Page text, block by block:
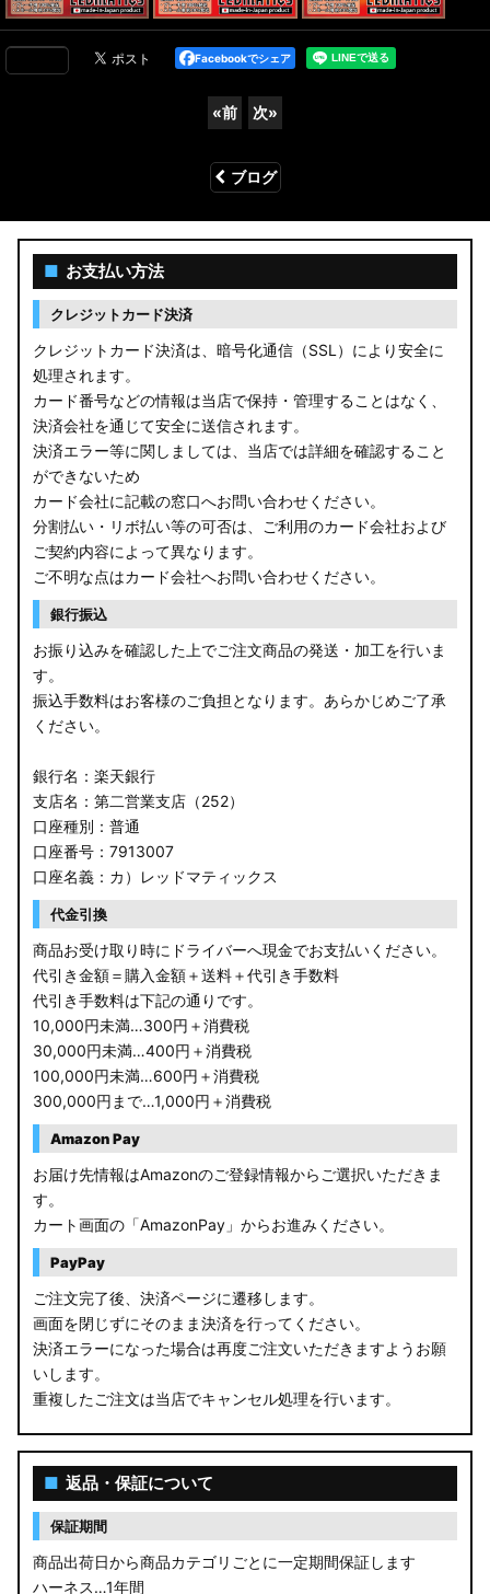
Facebookでシェア
«前 次»
ブログ
■ お支払い方法
クレジットカード決済
クレジットカード決済は、暗号化通信（SSL）により安全に
処理されます。
カード番号などの情報は当店で保持・管理することはなく、
決済会社を通じて安全に送信されます。
決済エラー等に関しましては、当店では詳細を確認すること
ができないため
カード会社に記載の窓口へお問い合わせください。
分割払い・リボ払い等の可否は、ご利用のカード会社および
ご契約内容によって異なります。
ご不明な点はカード会社へお問い合わせください。
銀行振込
お振り込みを確認した上でご注文商品の発送・加工を行いま
す。
振込手数料はお客様のご負担となります。あらかじめご了承
ください。
銀行名：楽天銀行
支店名：第二営業支店（252）
口座種別：普通
口座番号：7913007
口座名義：カ）レッドマティックス
代金引換
商品お受け取り時にドライバーへ現金でお支払いください。
代引き金額＝購入金額＋送料＋代引き手数料
代引き手数料は下記の通りです。
10,000円未満…300円＋消費税
30,000円未満…400円＋消費税
100,000円未満…600円＋消費税
300,000円まで…1,000円＋消費税
Amazon Pay
お届け先情報はAmazonのご登録情報からご選択いただきま
す。
カート画面の「AmazonPay」からお進みください。
PayPay
ご注文完了後、決済ページに遷移します。
画面を閉じずにそのまま決済を行ってください。
決済エラーになった場合は再度ご注文いただきますようお願
いします。
重複したご注文は当店でキャンセル処理を行います。
■ 返品・保証について
保証期間
商品出荷日から商品カテゴリごとに一定期間保証します
ハーネス…1年間